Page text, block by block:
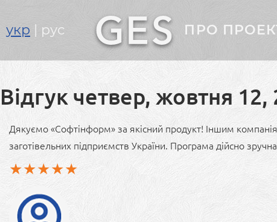
укр рус
Головне
ПРО
Відгук четвер, жовтня 12,
Дякуємо «Софтінформ» за якісний продукт! Іншим
заготівельних підприємств України. Програма дійсно